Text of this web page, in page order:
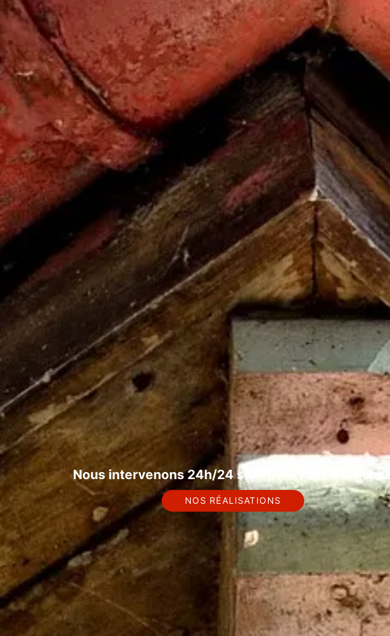
Nous intervenons 24h/24 sur 7j/7 en cas d'urgence
NOS RÉALISATIONS